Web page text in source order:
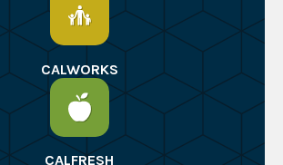
CALWORKS
CALFRESH